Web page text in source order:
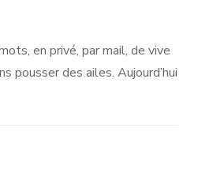
en privé, par mail, de vive
pousser des ailes. Aujourd’hui